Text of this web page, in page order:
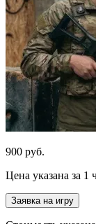
900 руб.
Цена указана за 1
Заявка на игру